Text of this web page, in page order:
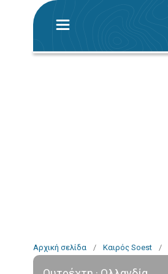
Αρχική σελίδα / Καιρός Soest /